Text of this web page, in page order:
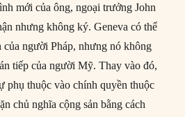
mới của ông, ngoại trưởng John
nhưng không ký. Geneva có thể
của người Pháp, nhưng nó không
tiếp của người Mỹ. Thay vào đó,
phụ thuộc vào chính quyền thuộc
chủ nghĩa cộng sản bằng cách